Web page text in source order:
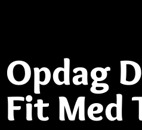
Opdag
Fit Med